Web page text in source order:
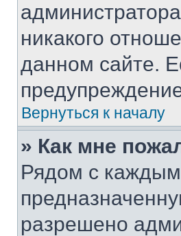
никакого
данном сайте.
Вернуться к началу
» Как мне
Рядом с
разрешено